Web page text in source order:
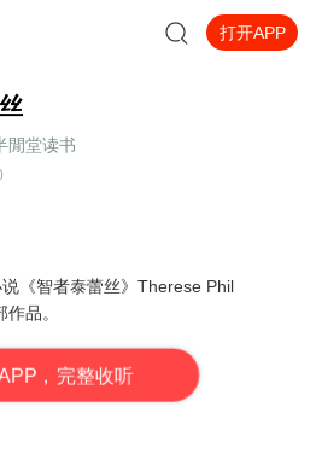
打开APP
閒堂读书
《智者泰蕾丝》Therese Phil
品。
APP，完整收听